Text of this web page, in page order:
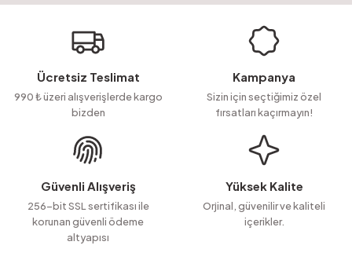
Soru Sor
Görüş ve önerileriniz için teşekkür ederiz.
Ürün resmi kalitesiz, bozuk veya görüntülenemiyor.
Ürün açıklamasında eksik bilgiler bulunuyor.
Ürün bilgilerinde hatalar bulunuyor.
Ürün fiyatı diğer sitelerden daha pahalı.
Bu ürüne benzer farklı alternatifler olmalı.
Ücretsiz Teslimat
990 ₺ üzeri alışverişlerde kargo
bizden
Kampanya
Sizin için seçtiğimiz özel
fırsatları kaçırmayın!
Güvenli Alışveriş
256-bit SSL sertifikası ile
korunan güvenli ödeme
altyapısı
Yüksek Kalite
Orjinal, güvenilir ve kaliteli
içerikler.